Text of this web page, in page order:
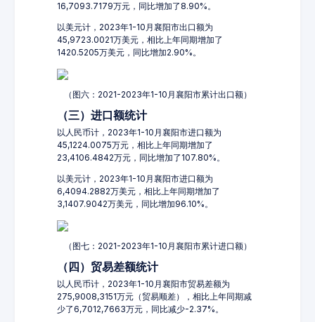
16,7093.7179万元，同比增加了8.90%。
以美元计，2023年1-10月襄阳市出口额为
45,9723.0021万美元，相比上年同期增加了
1420.5205万美元，同比增加2.90%。
（图六：2021-2023年1-10月襄阳市累计出口额）
（三）进口额统计
以人民币计，2023年1-10月襄阳市进口额为
45,1224.0075万元，相比上年同期增加了
23,4106.4842万元，同比增加了107.80%。
以美元计，2023年1-10月襄阳市进口额为
6,4094.2882万美元，相比上年同期增加了
3,1407.9042万美元，同比增加96.10%。
（图七：2021-2023年1-10月襄阳市累计进口额）
（四）贸易差额统计
以人民币计，2023年1-10月襄阳市贸易差额为
275,9008,3151万元（贸易顺差），相比上年同期减
少了6,7012,7663万元，同比减少-2.37%。